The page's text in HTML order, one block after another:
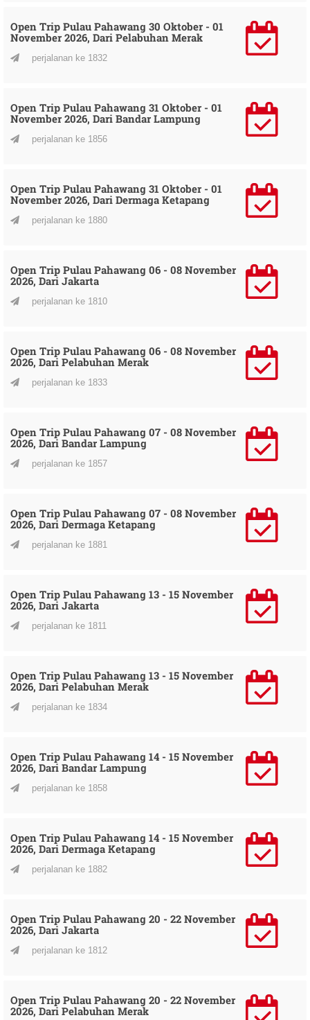
Open Trip Pulau Pahawang 30 Oktober - 01
November 2026, Dari Pelabuhan Merak
perjalanan ke 1832
Open Trip Pulau Pahawang 31 Oktober - 01
November 2026, Dari Bandar Lampung
perjalanan ke 1856
Open Trip Pulau Pahawang 31 Oktober - 01
November 2026, Dari Dermaga Ketapang
perjalanan ke 1880
Open Trip Pulau Pahawang 06 - 08 November
2026, Dari Jakarta
perjalanan ke 1810
Open Trip Pulau Pahawang 06 - 08 November
2026, Dari Pelabuhan Merak
perjalanan ke 1833
Open Trip Pulau Pahawang 07 - 08 November
2026, Dari Bandar Lampung
perjalanan ke 1857
Open Trip Pulau Pahawang 07 - 08 November
2026, Dari Dermaga Ketapang
perjalanan ke 1881
Open Trip Pulau Pahawang 13 - 15 November
2026, Dari Jakarta
perjalanan ke 1811
Open Trip Pulau Pahawang 13 - 15 November
2026, Dari Pelabuhan Merak
perjalanan ke 1834
Open Trip Pulau Pahawang 14 - 15 November
2026, Dari Bandar Lampung
perjalanan ke 1858
Open Trip Pulau Pahawang 14 - 15 November
2026, Dari Dermaga Ketapang
perjalanan ke 1882
Open Trip Pulau Pahawang 20 - 22 November
2026, Dari Jakarta
perjalanan ke 1812
Open Trip Pulau Pahawang 20 - 22 November
2026, Dari Pelabuhan Merak